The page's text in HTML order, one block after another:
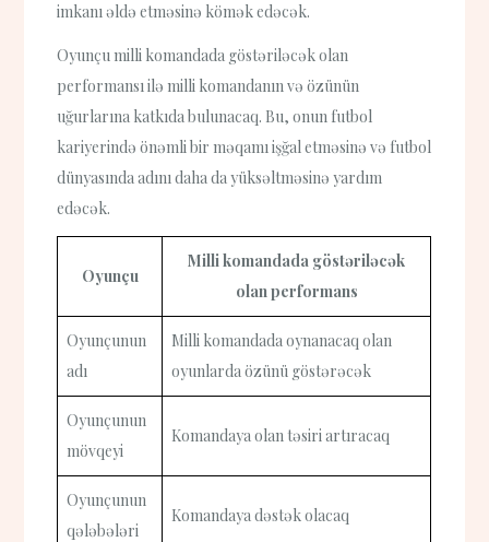
imkanı əldə etməsinə kömək edəcək.
Oyunçu milli komandada göstəriləcək olan
performansı ilə milli komandanın və özünün
uğurlarına katkıda bulunacaq. Bu, onun futbol
kariyerində önəmli bir məqamı işğal etməsinə və futbol
dünyasında adını daha da yüksəltməsinə yardım
edəcək.
Oyunçu
Milli komandada göstəriləcək
olan performans
Oyunçunun
adı
Milli komandada oynanacaq olan
oyunlarda özünü göstərəcək
Oyunçunun
mövqeyi
Komandaya olan təsiri artıracaq
Oyunçunun
qələbələri
Komandaya dəstək olacaq